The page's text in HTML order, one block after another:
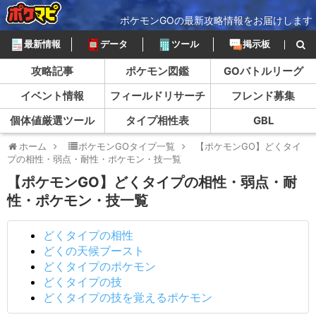
ポケモンGOの最新攻略情報をお届けします
最新情報 データ ツール 掲示板
攻略記事 ポケモン図鑑
GOバトルリーグ
イベント情報
フィールドリサーチ
フレンド募集
個体値厳選ツール
タイプ相性表 GBL
ホーム ポケモンGOタイプ一覧
【ポケモンGO】どくタイ
プの相性・弱点・耐性・ポケモン・技一覧
【ポケモンGO】どくタイプの相性・弱点・耐
性・ポケモン・技一覧
どくタイプの相性
どくの天候ブースト
どくタイプのポケモン
どくタイプの技
どくタイプの技を覚えるポケモン